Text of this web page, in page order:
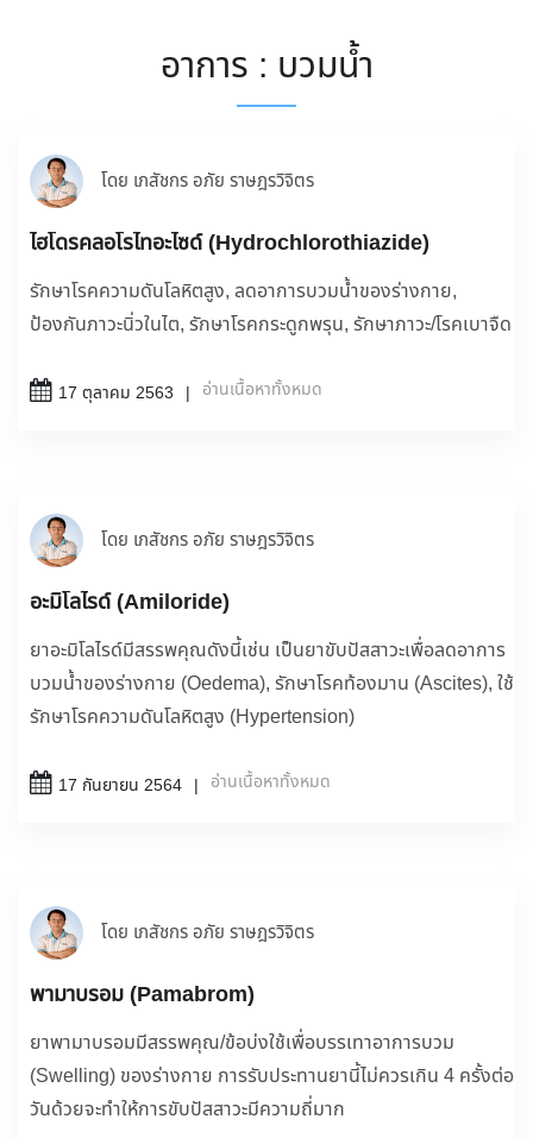
อาการ : บวมน้ำ
โดย เภสัชกร อภัย ราษฎรวิจิตร
ไฮโดรคลอโรไทอะไซด์ (Hydrochlorothiazide)
รักษาโรคความดันโลหิตสูง, ลดอาการบวมน้ำของร่างกาย,
ป้องกันภาวะนิ่วในไต, รักษาโรคกระดูกพรุน, รักษาภาวะ/โรคเบาจืด
17 ตุลาคม 2563 อ่านเนื้อหาทั้งหมด
โดย เภสัชกร อภัย ราษฎรวิจิตร
อะมิโลไรด์ (Amiloride)
ยาอะมิโลไรด์มีสรรพคุณดังนี้เช่น เป็นยาขับปัสสาวะเพื่อลดอาการ
บวมน้ำของร่างกาย (Oedema), รักษาโรคท้องมาน (Ascites), ใช้
รักษาโรคความดันโลหิตสูง (Hypertension)
17 กันยายน 2564 อ่านเนื้อหาทั้งหมด
โดย เภสัชกร อภัย ราษฎรวิจิตร
พามาบรอม (Pamabrom)
ยาพามาบรอมมีสรรพคุณ/ข้อบ่งใช้เพื่อบรรเทาอาการบวม
(Swelling) ของร่างกาย การรับประทานยานี้ไม่ควรเกิน 4 ครั้งต่อ
วันด้วยจะทำให้การขับปัสสาวะมีความถี่มาก